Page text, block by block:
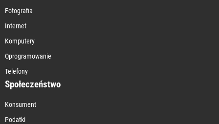
Fotografia
Internet
Komputery
Oprogramowanie
Telefony
Społeczeństwo
Konsument
Podatki